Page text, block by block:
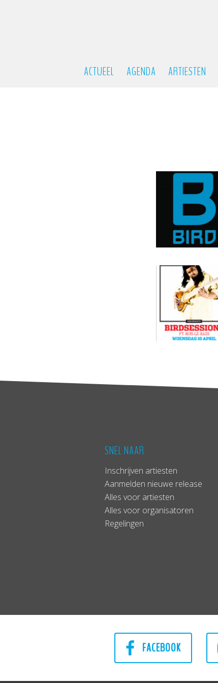
ACTUEEL AGENDA ARTIESTEN
SNEL NAAR
Inschrijven artiesten
Aanmelden nieuwe release
Alles voor artiesten
Alles voor organisatoren
Regelingen
FACEBOOK